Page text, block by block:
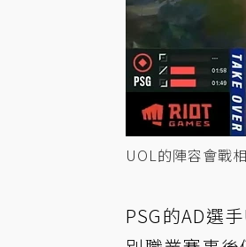
UOL的陣容會戰
PSG的AD選